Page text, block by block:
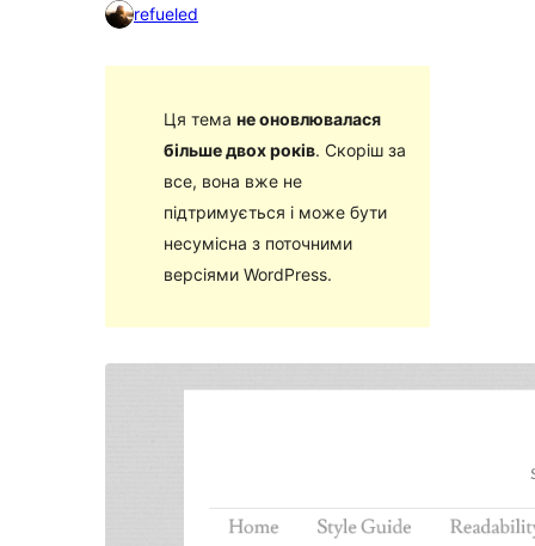
refueled
Ця тема не оновлювалася
більше двох років. Скоріш за
все, вона вже не
підтримується і може бути
несумісна з поточними
версіями WordPress.